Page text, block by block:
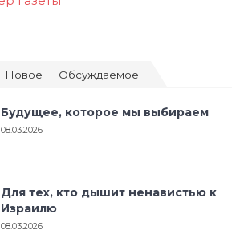
Новое Обсуждаемое
Будущее, которое мы выбираем
08.03.2026
Для тех, кто дышит ненавистью к
Израилю
08.03.2026